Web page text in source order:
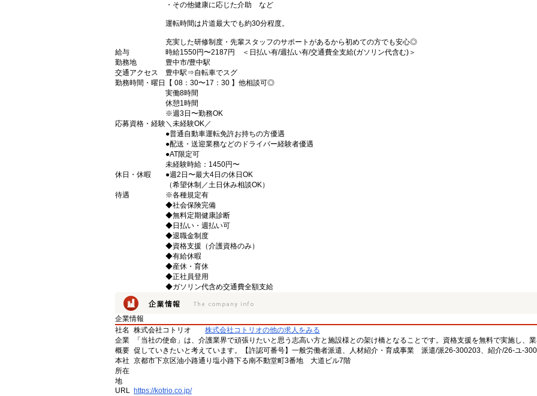
・その他健康に応じた介助 など
運転時間は片道最大でも約30分程度。
充実した研修制度・先輩スタッフのサポートがあるから初めての方でも安心◎
給与
時給1550円〜2187円 ＜日払い有/週払い有/交通費全支給(ガソリン代含む)＞
勤務地
豊中市/豊中駅
交通アクセス
豊中駅⇒自転車でスグ
勤務時間・曜日
【 08：30〜17：30 】他相談可◎
実働8時間
休憩1時間
※週3日〜勤務OK
応募資格・経験＼未経験OK／
●普通自動車運転免許お持ちの方優遇
●配送・送迎業務などのドライバー経験者優遇
●AT限定可
未経験時給：1450円〜
休日・休暇
●週2日〜最大4日の休日OK
（希望休制／土日休み相談OK）
待遇
※各種規定有
◆社会保険完備
◆無料定期健康診断
◆日払い・週払い可
◆退職金制度
◆資格支援（介護資格のみ）
◆有給休暇
◆産休・育休
◆正社員登用
◆ガソリン代含め交通費全額支給
企業情報
社名
株式会社コトリオ
株式会社コトリオの他の求人をみる
企業
概要
「当社の使命」は、介護業界で頑張りたいと思う志高い方と施設様との架け橋となることです。資格支援を無料で実施し、
促していきたいと考えています。【許認可番号】一般労働者派遣、人材紹介・育成事業 派遣/派26-300203、紹介/26-ユ-
本社
所在
地
京都市下京区油小路通り塩小路下る南不動堂町3番地 大道ビル7階
URL https://kotrio.co.jp/